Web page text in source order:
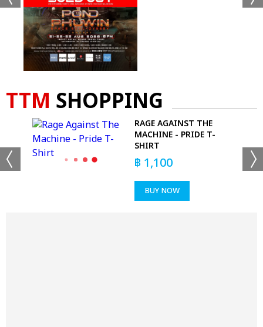
TTM SHOPPING
RAGE AGAINST THE
MACHINE - PRIDE T-
SHIRT
฿ 1,100
BUY NOW